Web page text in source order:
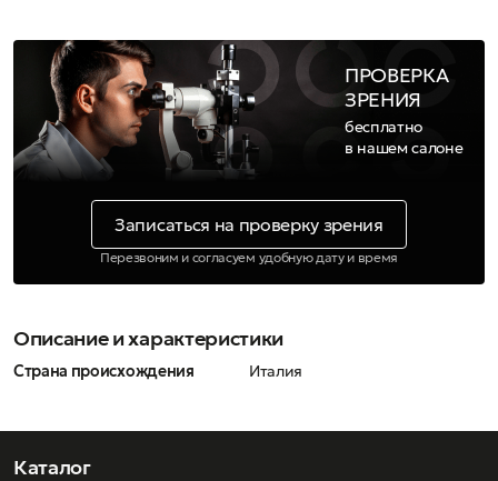
ПРОВЕРКА
ЗРЕНИЯ
бесплатно
в нашем салоне
Записаться на проверку зрения
Перезвоним и согласуем удобную дату и время
Описание и характеристики
Страна происхождения Италия
Каталог